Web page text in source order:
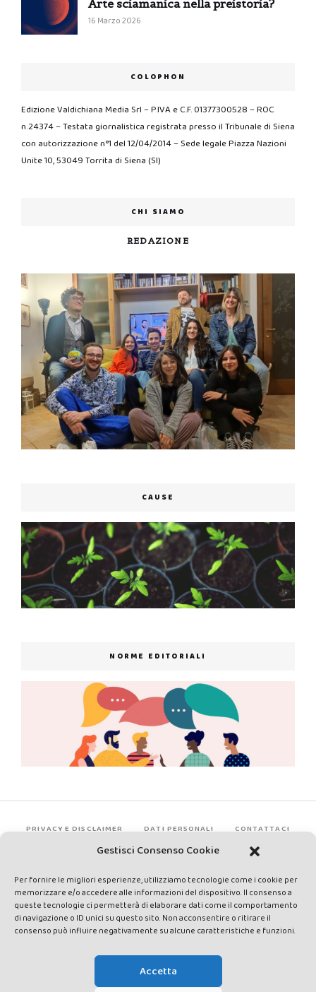
Gestisci Consenso Cookie
Per fornire le migliori esperienze, utilizziamo tecnologie come i cookie per
memorizzare e/o accedere alle informazioni del dispositivo. Il consenso a
queste tecnologie ci permetterà di elaborare dati come il comportamento
di navigazione o ID unici su questo sito. Non acconsentire o ritirare il
consenso può influire negativamente su alcune caratteristiche e funzioni.
Accetta
Arte sciamanica nella preistoria?
16 Marzo 2026
COLOPHON
Edizione Valdichiana Media Srl – P.IVA e C.F. 01377300528 – ROC
n.24374 – Testata giornalistica registrata presso il Tribunale di Siena
con autorizzazione n°1 del 12/04/2014 – Sede legale Piazza Nazioni
Unite 10, 53049 Torrita di Siena (SI)
CHI SIAMO
REDAZIONE
CAUSE
NORME EDITORIALI
PRIVACY E DISCLAIMER DATI PERSONALI CONTATTACI
rights reserved - Testata registrata presso il Tribunale di Siena con
autorizzazione n°1 del 12/04/2014 - Direttrice Responsabile: Chiara